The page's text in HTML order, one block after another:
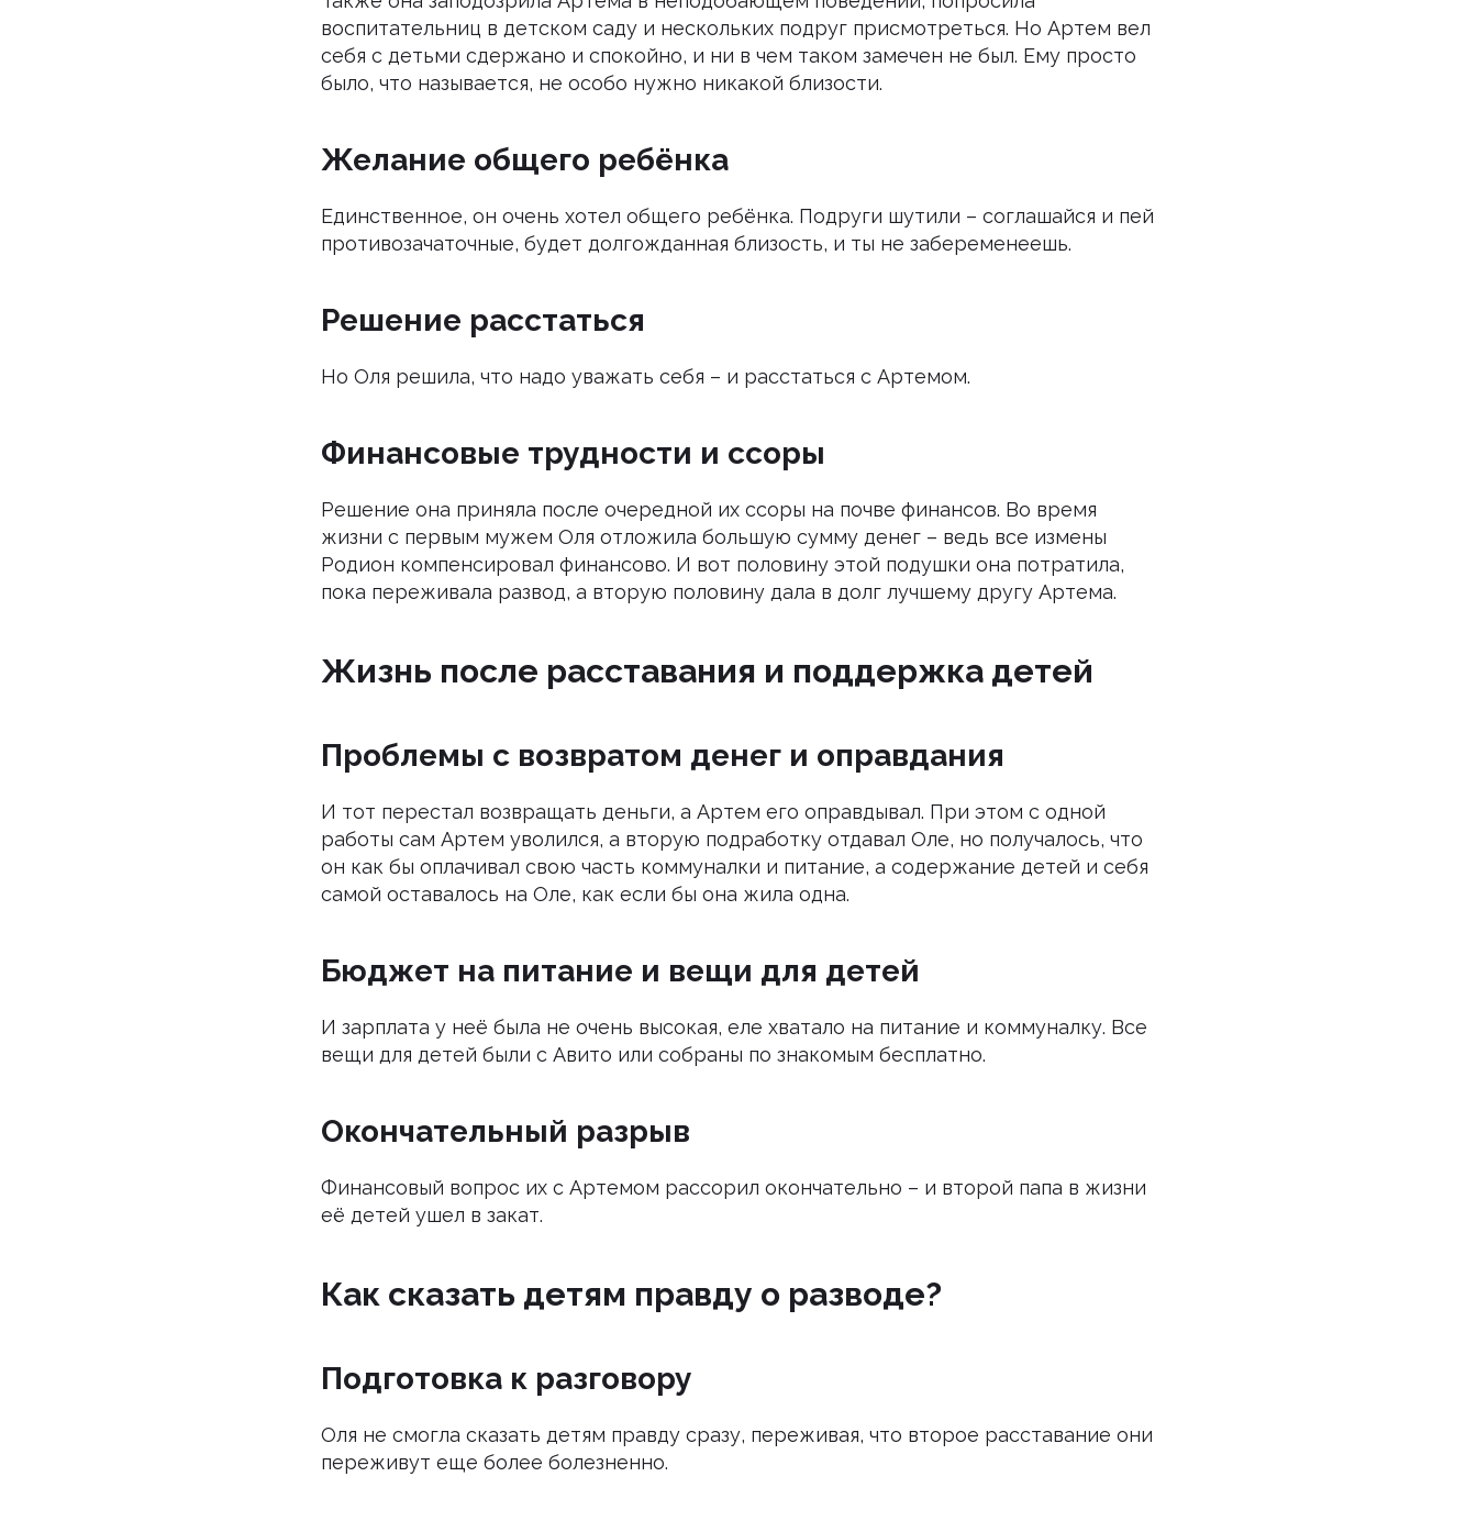
воспитательниц в детском саду и нескольких подруг присмотреться. Но Артем вел
себя с детьми сдержано и спокойно, и ни в чем таком замечен не был. Ему просто
было, что называется, не особо нужно никакой близости.
Желание общего ребёнка
Единственное, он очень хотел общего ребёнка. Подруги шутили – соглашайся и пей
противозачаточные, будет долгожданная близость, и ты не забеременеешь.
Решение расстаться
Но Оля решила, что надо уважать себя – и расстаться с Артемом.
Финансовые трудности и ссоры
Решение она приняла после очередной их ссоры на почве финансов. Во время
жизни с первым мужем Оля отложила большую сумму денег – ведь все измены
Родион компенсировал финансово. И вот половину этой подушки она потратила,
пока переживала развод, а вторую половину дала в долг лучшему другу Артема.
Жизнь после расставания и поддержка детей
Проблемы с возвратом денег и оправдания
И тот перестал возвращать деньги, а Артем его оправдывал. При этом с одной
работы сам Артем уволился, а вторую подработку отдавал Оле, но получалось, что
он как бы оплачивал свою часть коммуналки и питание, а содержание детей и себя
самой оставалось на Оле, как если бы она жила одна.
Бюджет на питание и вещи для детей
И зарплата у неё была не очень высокая, еле хватало на питание и коммуналку. Все
вещи для детей были с Авито или собраны по знакомым бесплатно.
Окончательный разрыв
Финансовый вопрос их с Артемом рассорил окончательно – и второй папа в жизни
её детей ушел в закат.
Как сказать детям правду о разводе?
Подготовка к разговору
Оля не смогла сказать детям правду сразу, переживая, что второе расставание они
переживут еще более болезненно.